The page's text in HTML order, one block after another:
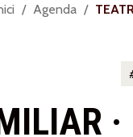
Agenda